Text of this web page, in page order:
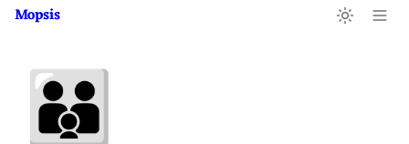
Mopsis
👪